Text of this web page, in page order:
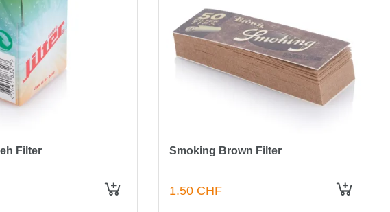
Filter Smoking Brown Filter
1.50 CHF